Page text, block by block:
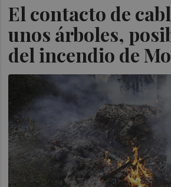
El contacto de
unos árboles,
del incendio de